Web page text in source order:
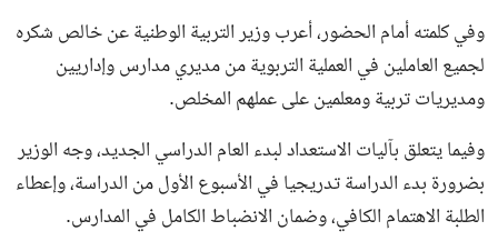
وفي كلمته أمام الحضور، أعرب وزير التربية الوطنية عن خالص شكره
لجميع العاملين في العملية التربوية من مديري مدارس وإداريين
ومديريات تربية ومعلمين على عملهم المخلص.
وفيما يتعلق بآليات الاستعداد لبدء العام الدراسي الجديد، وجه الوزير
بضرورة بدء الدراسة تدريجيا في الأسبوع الأول من الدراسة، وإعطاء
الطلبة الاهتمام الكافي، وضمان الانضباط الكامل في المدارس.